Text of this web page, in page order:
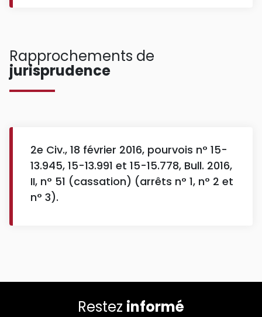
Rapprochements de
jurisprudence
2e Civ., 18 février 2016, pourvois n° 15-
13.945, 15-13.991 et 15-15.778, Bull. 2016,
II, n° 51 (cassation) (arrêts n° 1, n° 2 et
n° 3).
Restez informé